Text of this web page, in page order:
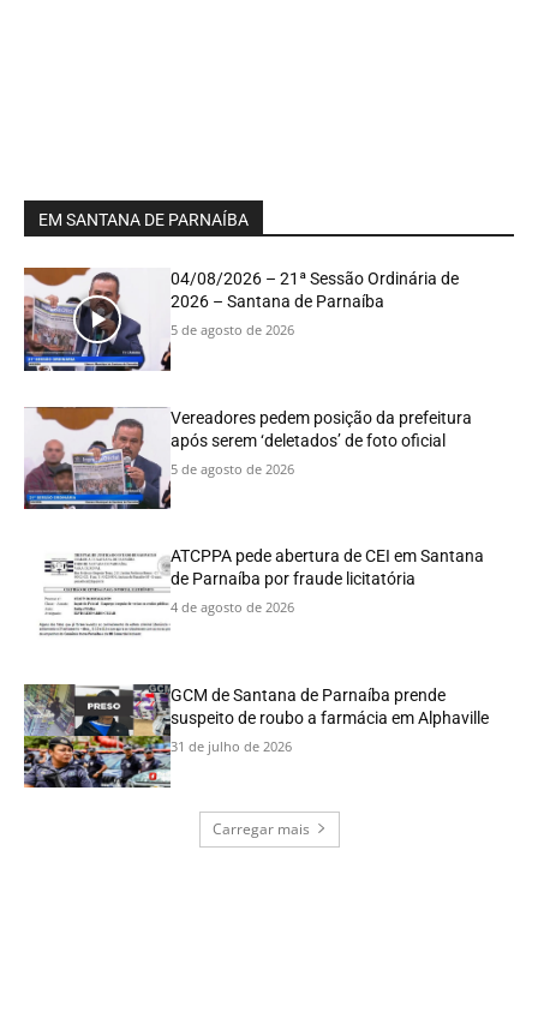
EM SANTANA DE PARNAÍBA
04/08/2026 – 21ª Sessão Ordinária de
2026 – Santana de Parnaíba
5 de agosto de 2026
Vereadores pedem posição da prefeitura
após serem ‘deletados’ de foto oficial
5 de agosto de 2026
ATCPPA pede abertura de CEI em Santana
de Parnaíba por fraude licitatória
4 de agosto de 2026
GCM de Santana de Parnaíba prende
suspeito de roubo a farmácia em Alphaville
31 de julho de 2026
Carregar mais